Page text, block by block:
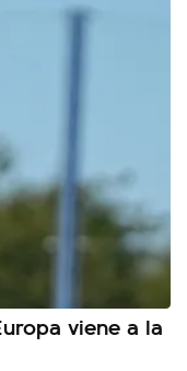
viene a la